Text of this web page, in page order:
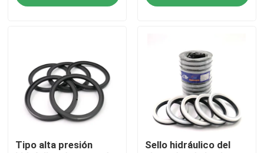
Control de calidad
Tipo alta presión
Sello hidráulico del